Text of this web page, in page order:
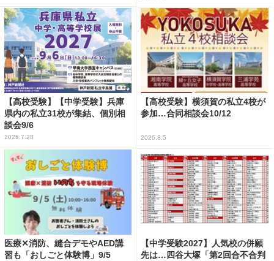
【高校受験】【中学受験】兵庫
県内の私立31校が集結、個別相
談会9/6
2026.7.28
【高校受験】横須賀の私立4校が
参加…合同相談会10/12
2026.8.5
医療✕消防、縫合デモやAED講
習も「おしごと体験博」9/5
【中学受験2027】人気校の併願
先は…四谷大塚「第2回合不合判